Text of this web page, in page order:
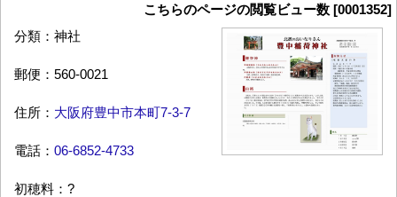
こちらのページの閲覧ビュー数 [0001352]
分類：神社
郵便：560-0021
住所： 大阪府豊中市本町7-3-7
電話： 06-6852-4733
初穂料：?